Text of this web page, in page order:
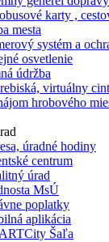
karty ,
mesta
systém a
osvetlenie
údržba
virtuálny
hrobového
úradné hodiny
centrum
úrad
MsÚ
poplatky
aplikácia
Šaľa